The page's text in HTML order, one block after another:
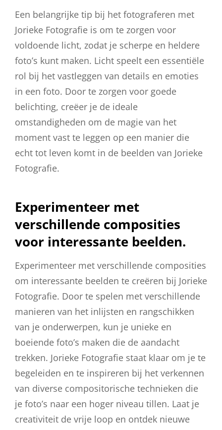
Een belangrijke tip bij het fotograferen met
Jorieke Fotografie is om te zorgen voor
voldoende licht, zodat je scherpe en heldere
foto’s kunt maken. Licht speelt een essentiële
rol bij het vastleggen van details en emoties
in een foto. Door te zorgen voor goede
belichting, creëer je de ideale
omstandigheden om de magie van het
moment vast te leggen op een manier die
echt tot leven komt in de beelden van Jorieke
Fotografie.
Experimenteer met
verschillende composities
voor interessante beelden.
Experimenteer met verschillende composities
om interessante beelden te creëren bij Jorieke
Fotografie. Door te spelen met verschillende
manieren van het inlijsten en rangschikken
van je onderwerpen, kun je unieke en
boeiende foto’s maken die de aandacht
trekken. Jorieke Fotografie staat klaar om je te
begeleiden en te inspireren bij het verkennen
van diverse compositorische technieken die
je foto’s naar een hoger niveau tillen. Laat je
creativiteit de vrije loop en ontdek nieuwe